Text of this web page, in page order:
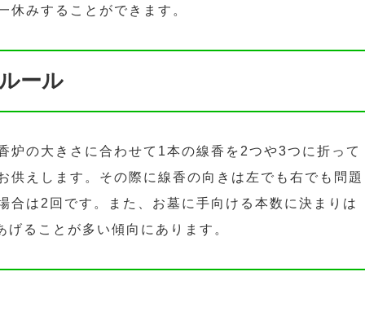
休みすることができます。
ール
炉の大きさに合わせて1本の線香を2つや3つに折って
供えします。その際に線香の向きは左でも右でも問題
合は2回です。また、お墓に手向ける本数に決まりは
ることが多い傾向にあります。